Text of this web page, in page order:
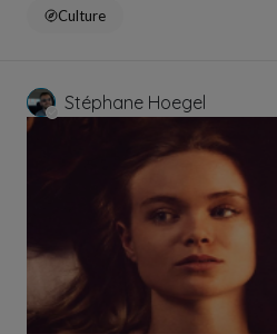
Culture
Stéphane Hoegel